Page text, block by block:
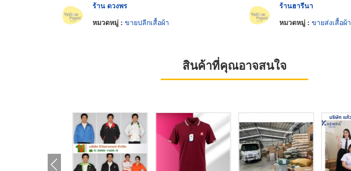
ร้าน ดวงพร
หมวดหมู่ : ขายปลีกเสื้อผ้า
ร้านฮารีนา
หมวดหมู่ : ขายส่งเสื้อผ้า
สินค้าที่คุณอาจสนใจ